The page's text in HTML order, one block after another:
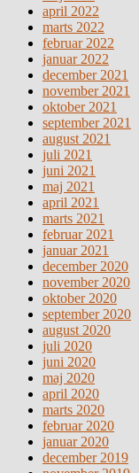
april 2022
marts 2022
februar 2022
januar 2022
december 2021
november 2021
oktober 2021
september 2021
august 2021
juli 2021
juni 2021
maj 2021
april 2021
marts 2021
februar 2021
januar 2021
december 2020
november 2020
oktober 2020
september 2020
august 2020
juli 2020
juni 2020
maj 2020
april 2020
marts 2020
februar 2020
januar 2020
december 2019